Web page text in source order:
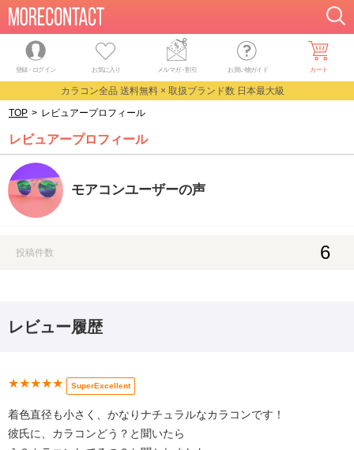
登録・ログイン お気に入り メルマガ・割引 お買い物ガイド カート
カラコン全品 送料無料 × 取扱ブランド数 日本最大級
TOP > レビュアープロフィール
レビュアープロフィール
モアコンユーザーの声
投稿件数 6
レビュー履歴
★★★★★ SuperExcellent
着色直径も小さく、かなりナチュラルなカラコンです！
彼氏に、カラコンどう？と聞いたら